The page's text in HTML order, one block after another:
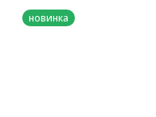
новинка